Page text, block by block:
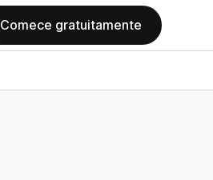
Comece gratuitamente